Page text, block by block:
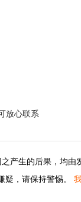
放心联系
产生的后果，均由
疑，请保持警惕。